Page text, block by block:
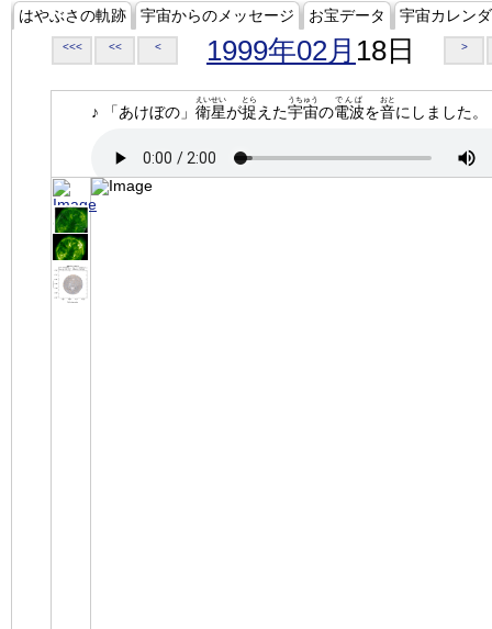
はやぶさの軌跡 宇宙からのメッセージ お宝データ 宇宙カレン
<<< << < 1999年02月 18日 >
♪ 「あけぼの」 衛星
えいせい
が捉
とら
えた宇宙
うちゅう
の電波
でんぱ
を音
おと
にしました。